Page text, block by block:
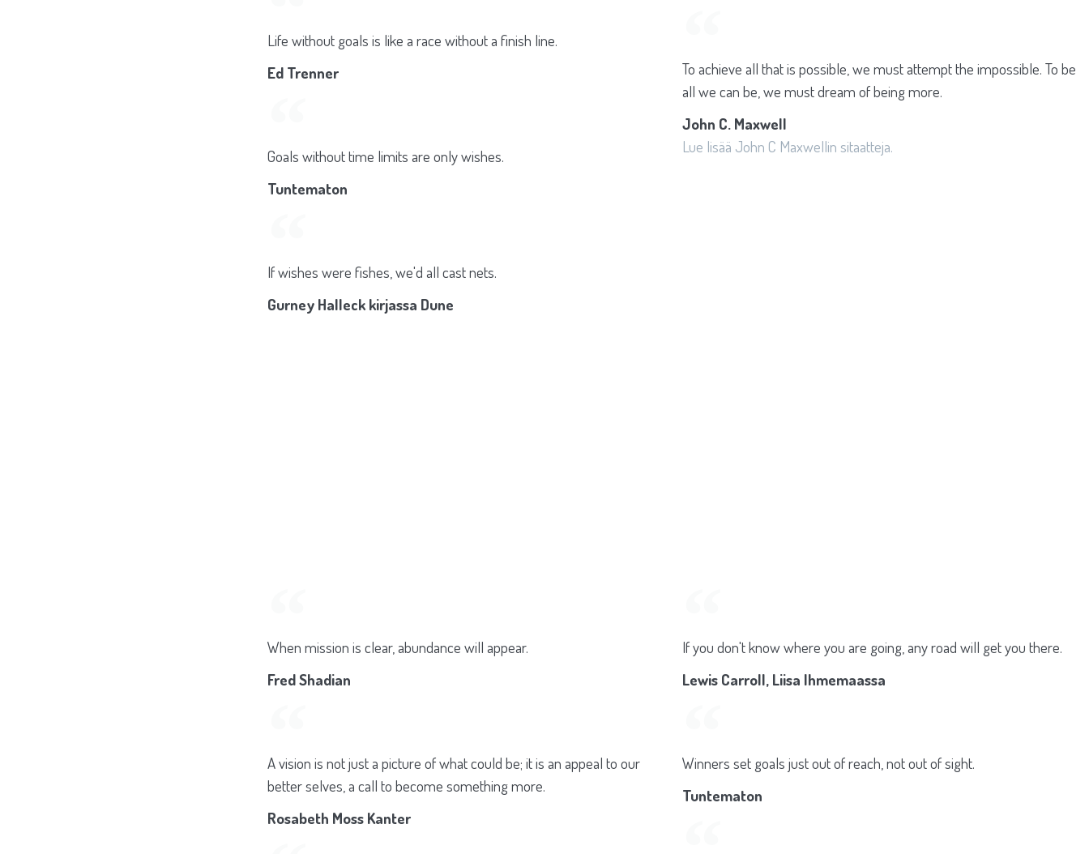
Life without goals is like a race without a finish line.
Ed Trenner
Goals without time limits are only wishes.
Tuntematon
If wishes were fishes, we'd all cast nets.
Gurney Halleck kirjassa Dune
To achieve all that is possible, we must attempt the impossible. To be
all we can be, we must dream of being more.
John C. Maxwell
Lue lisää John C Maxwellin sitaatteja.
When mission is clear, abundance will appear.
Fred Shadian
A vision is not just a picture of what could be; it is an appeal to our
better selves, a call to become something more.
Rosabeth Moss Kanter
If you don't know where you are going, any road will get you there.
Lewis Carroll, Liisa Ihmemaassa
Winners set goals just out of reach, not out of sight.
Tuntematon